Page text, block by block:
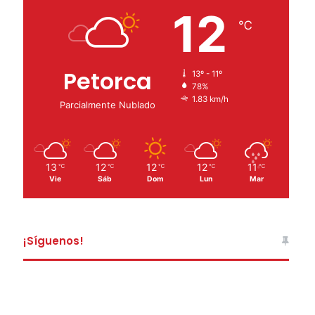
Petorca
Parcialmente Nublado
12 ℃
13º - 11º
78%
1.83 km/h
13 ℃
Vie
12 ℃
Sáb
12 ℃
Dom
12 ℃
Lun
11 ℃
Mar
¡Síguenos!